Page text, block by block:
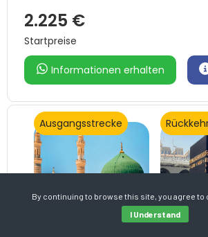
2.225 €
Startpreise
Informationen erhalten
Ausgangsstrecke
Oktober G-220 -(Silber)
By continuing to browse this site, you agree to
I Understand